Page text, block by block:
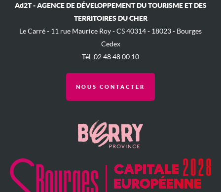
Ad2T - AGENCE DE DÉVELOPPEMENT DU TOURISME ET DES
TERRITOIRES DU CHER
Le Carré - ​11 rue Maurice Roy - ​CS 40314 - 18023 - Bourges
Cedex
Tél. 02 48 48 00 10
NOUS CONTACTER